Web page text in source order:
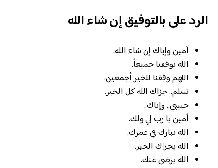
الرد على بالتوفيق إن شاء الله
آمين وإياك إن شاء الله.
الله يوقفنا جميعاً.
اللهم وفقنا للخير أجمعين.
تسلم.. جزاك الله كل الخير.
حبيبي.. وإياك..
أمين يا رب لي ولك.
الله يبارك في عمرك.
الله يجزاك الخير.
الله يرضى عنك.